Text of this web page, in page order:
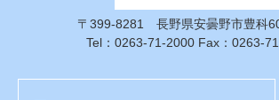
〒399-8281 長野県安曇野市豊科
Tel：0263-71-2000 Fax：0263-